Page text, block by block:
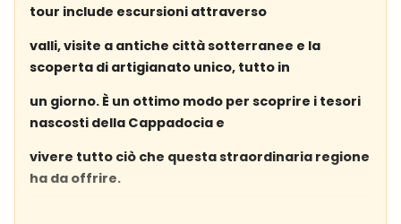
tour include escursioni attraverso
valli, visite a antiche città sotterranee e la
scoperta di artigianato unico, tutto in
un giorno. È un ottimo modo per scoprire i tesori
nascosti della Cappadocia e
vivere tutto ciò che questa straordinaria regione
ha da offrire.